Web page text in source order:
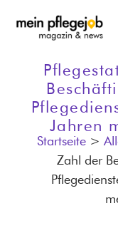
Inhalt
Jahren
Startseite >
Zahl der